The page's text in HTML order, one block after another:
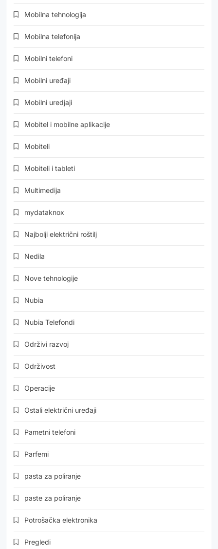
Mobilna tehnologija
Mobilna telefonija
Mobilni telefoni
Mobilni uređaji
Mobilni uredjaji
Mobitel i mobilne aplikacije
Mobiteli
Mobiteli i tableti
Multimedija
mydataknox
Najbolji električni roštilj
Nedila
Nove tehnologije
Nubia
Nubia Telefondi
Održivi razvoj
Održivost
Operacije
Ostali električni uređaji
Pametni telefoni
Parfemi
pasta za poliranje
paste za poliranje
Potrošačka elektronika
Pregledi